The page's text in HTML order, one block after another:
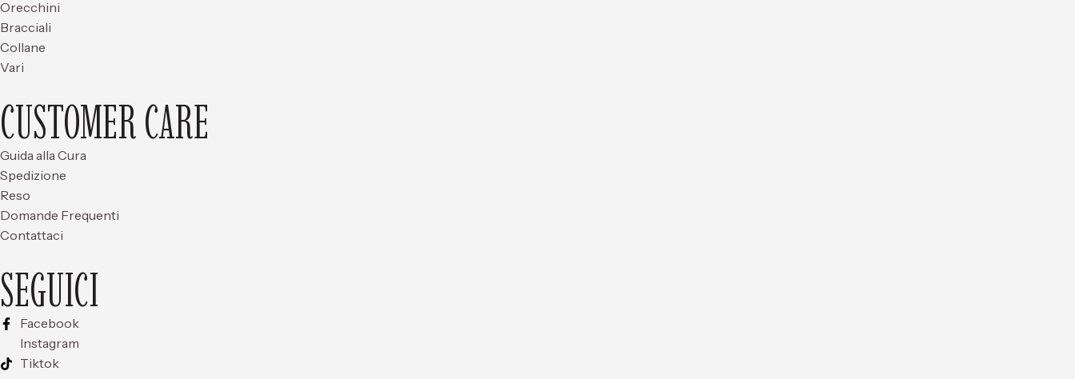
Orecchini
Bracciali
Collane
Vari
CUSTOMER CARE
Guida alla Cura
Spedizione
Reso
Domande Frequenti
Contattaci
SEGUICI
Facebook
Instagram
Tiktok